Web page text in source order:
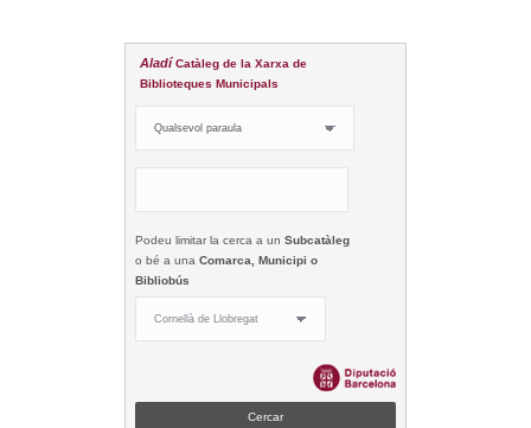
Aladí Catàleg de la Xarxa de
Biblioteques Municipals
Podeu limitar la cerca a un Subcatàleg
o bé a una Comarca, Municipi o
Bibliobús